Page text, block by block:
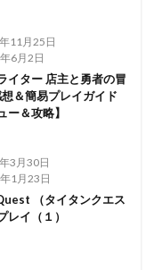
11月25日
6月2日
イター 店主と勇者の冒
＆簡易プレイガイド
ー＆攻略】
3月30日
1月23日
（タイタンクエス
レイ（１）